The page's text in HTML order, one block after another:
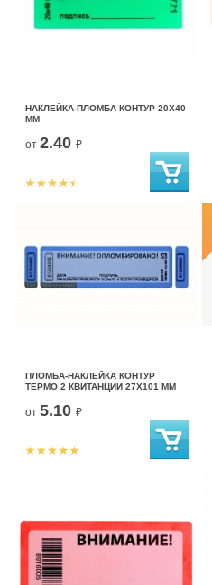
НАКЛЕЙКА-ПЛОМБА КОНТУР 20Х40
ММ
от 2.40 ₽
ПЛОМБА-НАКЛЕЙКА КОНТУР
ТЕРМО 2 КВИТАНЦИИ 27Х101 ММ
от 5.10 ₽